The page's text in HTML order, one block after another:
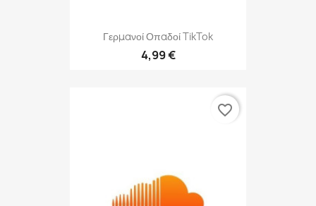
Γερμανοί Οπαδοί TikTok
4,99 €
favorite_border